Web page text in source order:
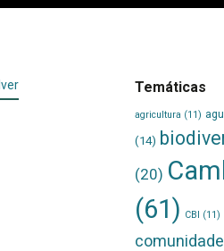
Temáticas
agricultura (11)
(14)
(20)
(61) CBI (11)